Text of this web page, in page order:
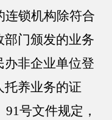
连锁机构除符合
部门颁发的业务
非企业单位登
托养业务的证
号文件规定，